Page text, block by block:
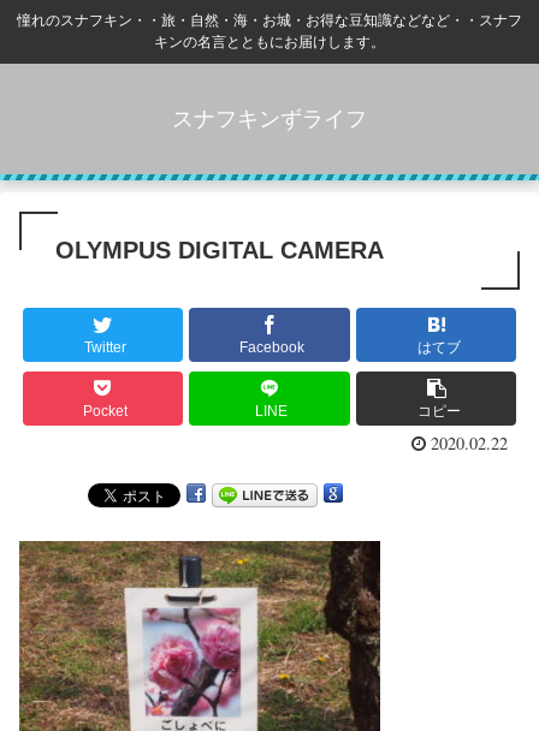
憧れのスナフキン・・旅・自然・海・お城・お得な豆知識などなど・・スナフ
キンの名言とともにお届けします。
スナフキンずライフ
OLYMPUS DIGITAL CAMERA
Twitter Facebook はてブ
Pocket LINE コピー
2020.02.22